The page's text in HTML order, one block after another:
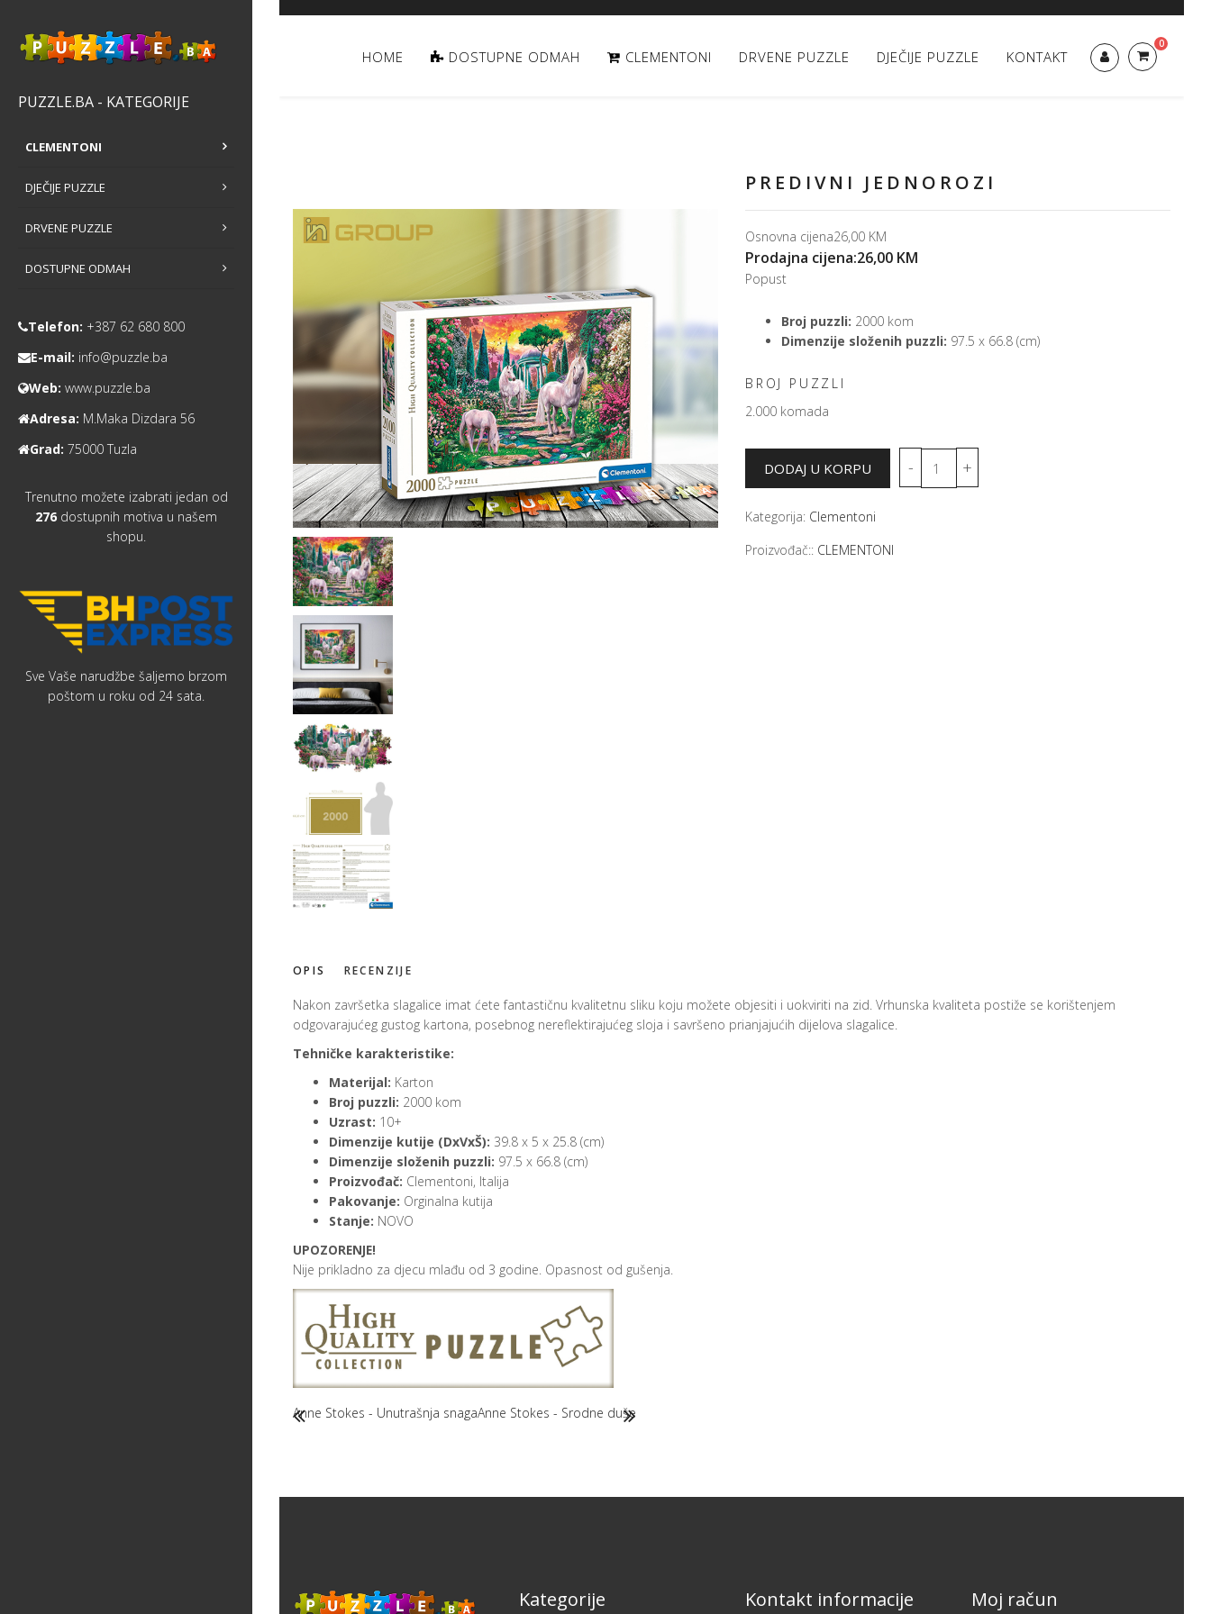
0
HOME DOSTUPNE ODMAH CLEMENTONI DRVENE PUZZLE DJEČIJE PUZZLE KONTAKT
PREDIVNI JEDNOROZI
Osnovna cijena26,00 KM
Prodajna cijena:26,00 KM
Popust
Broj puzzli: 2000 kom
Dimenzije složenih puzzli: 97.5 x 66.8 (cm)
BROJ PUZZLI
2.000 komada
Kategorija: Clementoni
Proizvođač:: CLEMENTONI
OPIS RECENZIJE
Nakon završetka slagalice imat ćete fantastičnu kvalitetnu sliku koju možete objesiti i uokviriti na zid. Vrhunska kvaliteta postiže se korištenjem
odgovarajućeg gustog kartona, posebnog nereflektirajućeg sloja i savršeno prianjajućih dijelova slagalice.
Tehničke karakteristike:
Materijal: Karton
Broj puzzli: 2000 kom
Uzrast: 10+
Dimenzije kutije (DxVxŠ): 39.8 x 5 x 25.8 (cm)
Dimenzije složenih puzzli: 97.5 x 66.8 (cm)
Proizvođač: Clementoni, Italija
Pakovanje: Orginalna kutija
Stanje: NOVO
UPOZORENJE!
Nije prikladno za djecu mlađu od 3 godine. Opasnost od gušenja.
Anne Stokes - Unutrašnja snagaAnne Stokes - Srodne duše
Kategorije Kontakt informacije Moj račun
PUZZLE.BA - KATEGORIJE
CLEMENTONI
DJEČIJE PUZZLE
DRVENE PUZZLE
DOSTUPNE ODMAH
Telefon: +387 62 680 800
E-mail: info@puzzle.ba
Web: www.puzzle.ba
Adresa: M.Maka Dizdara 56
Grad: 75000 Tuzla
Trenutno možete izabrati jedan od
276 dostupnih motiva u našem
shopu.
Sve Vaše narudžbe šaljemo brzom
poštom u roku od 24 sata.